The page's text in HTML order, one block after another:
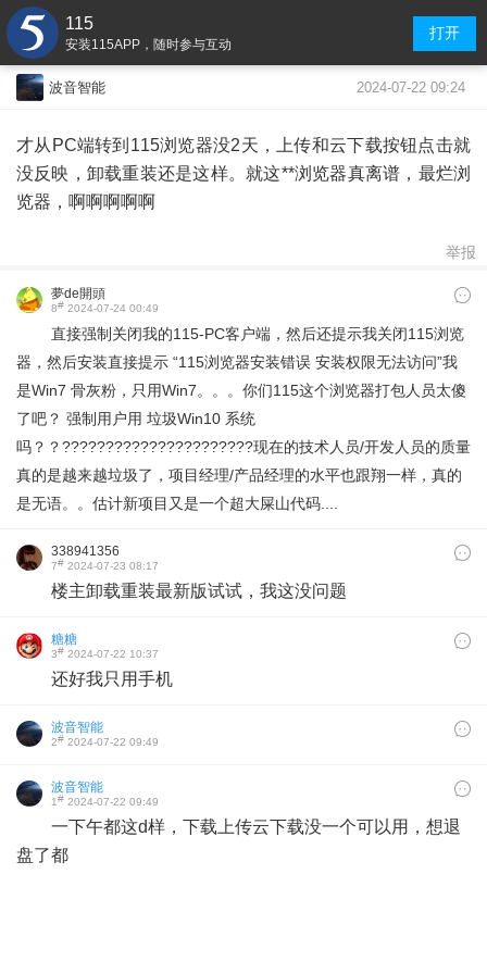
115
安装115APP，随时参与互动
打开
波音智能 2024-07-22 09:24
才从PC端转到115浏览器没2天，上传和云下载按钮点击就
没反映，卸载重装还是这样。就这**浏览器真离谱，最烂浏
览器，啊啊啊啊啊
举报
夢de開頭
8# 2024-07-24 00:49
直接强制关闭我的115-PC客户端，然后还提示我关闭115浏览
器，然后安装直接提示 “115浏览器安装错误 安装权限无法访问”我
是Win7 骨灰粉，只用Win7。。。你们115这个浏览器打包人员太傻
了吧？ 强制用户用 垃圾Win10 系统
吗？？??????????????????????现在的技术人员/开发人员的质量
真的是越来越垃圾了，项目经理/产品经理的水平也跟翔一样，真的
是无语。。估计新项目又是一个超大屎山代码....
338941356
7# 2024-07-23 08:17
楼主卸载重装最新版试试，我这没问题
糖糖
3# 2024-07-22 10:37
还好我只用手机
波音智能
2# 2024-07-22 09:49
波音智能
1# 2024-07-22 09:49
一下午都这d样，下载上传云下载没一个可以用，想退
盘了都